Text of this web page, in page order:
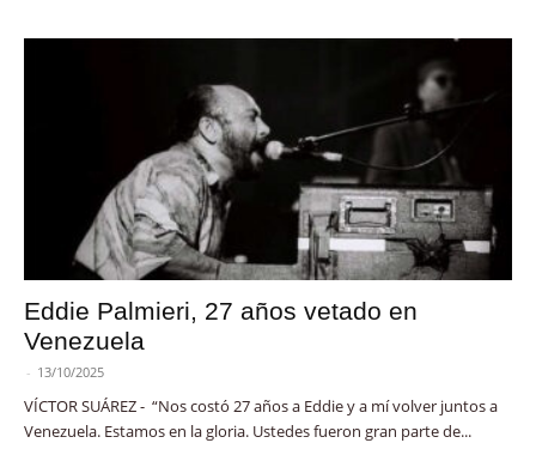
Eddie Palmieri, 27 años vetado en
Venezuela
- 13/10/2025
VÍCTOR SUÁREZ - “Nos costó 27 años a Eddie y a mí volver juntos a
Venezuela. Estamos en la gloria. Ustedes fueron gran parte de...